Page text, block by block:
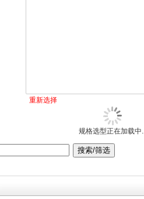
重新选择
规格选型正在加载中